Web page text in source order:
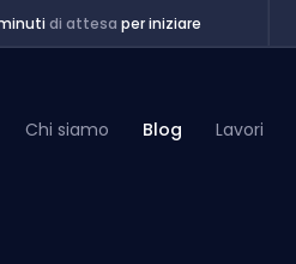
di attesa per iniziare
Chi siamo Blog Lavori